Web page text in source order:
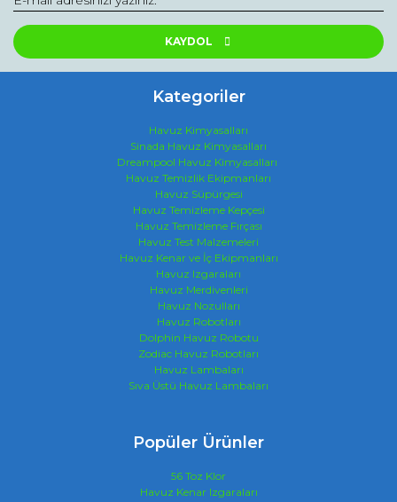
Ürün resmi kalitesiz, bozuk veya görüntülenemiyor.
Ürün açıklamasında eksik bilgiler bulunuyor.
Ürün fiyatı diğer sitelerden daha pahalı.
Gönder
KAYDOL
Kategoriler
Havuz Kimyasalları
Sinada Havuz Kimyasalları
Dreampool Havuz Kimyasalları
Havuz Temizlik Ekipmanları
Havuz Süpürgesi
Havuz Temizleme Kepçesi
Havuz Temizleme Fırçası
Havuz Test Malzemeleri
Havuz Kenar ve İç Ekipmanları
Havuz Izgaraları
Havuz Merdivenleri
Havuz Nozulları
Havuz Robotları
Dolphin Havuz Robotu
Zodiac Havuz Robotları
Havuz Lambaları
Sıva Üstü Havuz Lambaları
Popüler Ürünler
56 Toz Klor
Havuz Kenar Izgaraları